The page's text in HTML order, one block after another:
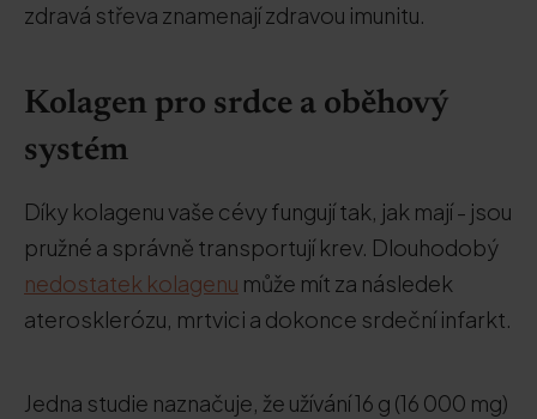
zdravá střeva znamenají zdravou imunitu.
Kolagen pro srdce a oběhový
systém
Díky kolagenu vaše cévy fungují tak, jak mají - jsou
pružné a správně transportují krev. Dlouhodobý
nedostatek kolagenu může mít za následek
aterosklerózu, mrtvici a dokonce srdeční infarkt.
Jedna studie naznačuje, že užívání 16 g (16 000 mg)